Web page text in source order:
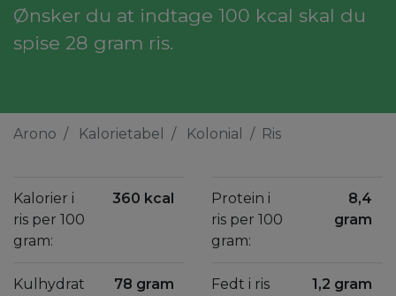
Ønsker du at indtage 100 kcal skal du
spise 28 gram ris.
Arono Kalorietabel Kolonial Ris
Kalorier i
ris per 100
gram:
360 kcal
Kulhydrat
78 gram
Protein i
ris per 100
gram:
8,4
gram
Fedt i ris
1,2 gram